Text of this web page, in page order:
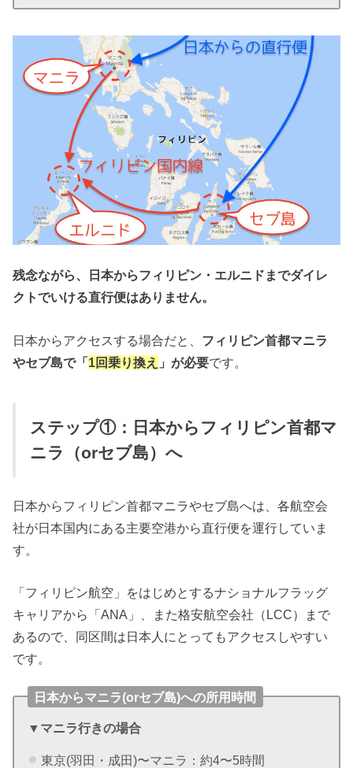
残念ながら、日本からフィリピン・エルニドまでダイレ
クトでいける直行便はありません。
日本からアクセスする場合だと、 フィリピン首都マニラ
やセブ島で「1回乗り換え 」が必要です。
ステップ①：日本からフィリピン首都マ
ニラ（orセブ島）へ
日本からフィリピン首都マニラやセブ島へは、各航空会
社が日本国内にある主要空港から直行便を運行していま
す。
「フィリピン航空」をはじめとするナショナルフラッグ
キャリアから「ANA」、また格安航空会社（LCC）まで
あるので、同区間は日本人にとってもアクセスしやすい
です。
日本からマニラ(orセブ島)への所用時間
▼マニラ行きの場合
東京(羽田・成田)〜マニラ：約4〜5時間